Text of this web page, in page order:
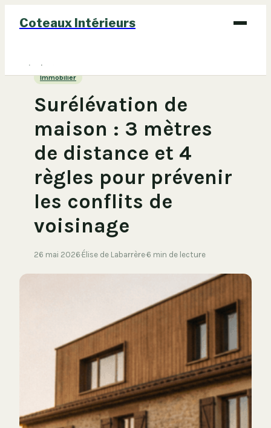
Coteaux Intérieurs
Bricolage
Immobilier
Surélévation de
maison : 3 mètres
de distance et 4
règles pour prévenir
les conflits de
voisinage
26 mai 2026·Élise de Labarrère·6 min de lecture